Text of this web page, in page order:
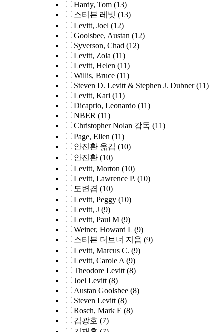
Hardy, Tom (13)
스티븐 레빗 (13)
Levitt, Joel (12)
Goolsbee, Austan (12)
Syverson, Chad (12)
Levitt, Zola (11)
Levitt, Helen (11)
Willis, Bruce (11)
Steven D. Levitt & Stephen J. Dubner (11)
Levitt, Kari (11)
Dicaprio, Leonardo (11)
NBER (11)
Christopher Nolan 감독 (11)
Page, Ellen (11)
안진환 옮김 (10)
안진환 (10)
Levitt, Morton (10)
Levitt, Lawrence P. (10)
도변겸 (10)
Levitt, Peggy (10)
Levitt, J (9)
Levitt, Paul M (9)
Weiner, Howard L (9)
스티븐 더브너 지음 (9)
Levitt, Marcus C. (9)
Levitt, Carole A (9)
Theodore Levitt (8)
Joel Levitt (8)
Austan Goolsbee (8)
Steven Levitt (8)
Rosch, Mark E (8)
김광호 (7)